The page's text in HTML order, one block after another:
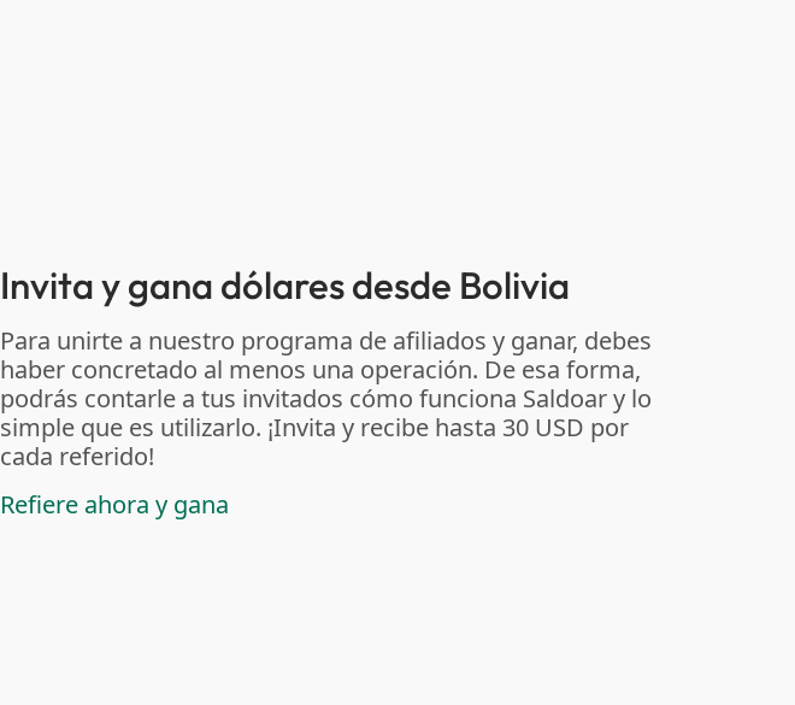
Invita y gana dólares desde Bolivia
Para unirte a nuestro programa de afiliados y ganar, debes
haber concretado al menos una operación. De esa forma,
podrás contarle a tus invitados cómo funciona Saldoar y lo
simple que es utilizarlo. ¡Invita y recibe hasta 30 USD por
cada referido!
Refiere ahora y gana